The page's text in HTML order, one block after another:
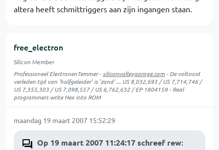
altera heeft schmittriggers aan zijn ingangen staan.
free_electron
Silicon Member
Professioneel ElectronenTemmer - siliconvalleygarage.com - De voltooid
verleden tijd van 'halfgeleider' is 'zand' ... US 8,032,693 / US 7,714,746 /
US 7,355,303 / US 7,098,557 / US 6,762,632 / EP 1804159 - Real
programmers write Hex into ROM
maandag 19 maart 2007 15:52:29
Op 19 maart 2007 11:24:17 schreef rew: